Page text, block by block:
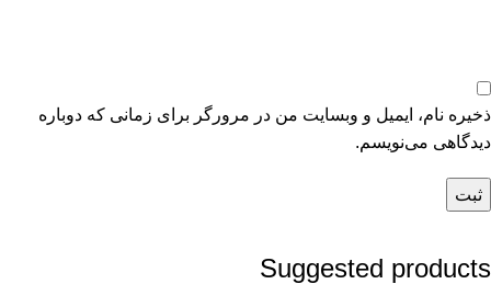
ذخیره نام، ایمیل و وبسایت من در مرورگر برای زمانی که دوباره
دیدگاهی می‌نویسم.
Suggested products